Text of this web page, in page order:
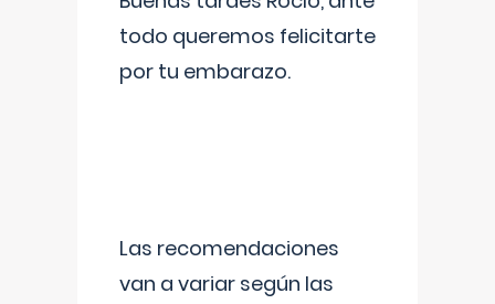
todo queremos felicitarte
por tu embarazo.
Las recomendaciones
van a variar según las